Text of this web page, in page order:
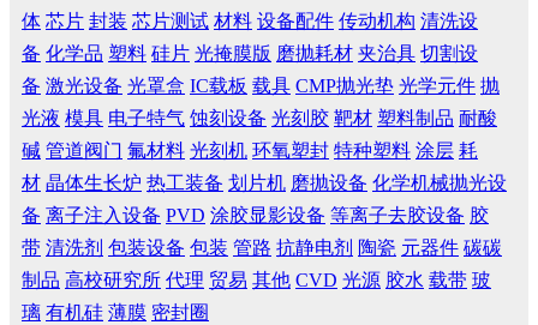
体 芯片 封装 芯片测试 材料 设备配件 传动机构 清洗设
备 化学品 塑料 硅片 光掩膜版 磨抛耗材 夹治具 切割设
备 激光设备 光罩盒 IC载板 载具 CMP抛光垫 光学元件 抛
光液 模具 电子特气 蚀刻设备 光刻胶 靶材 塑料制品 耐酸
碱 管道阀门 氟材料 光刻机 环氧塑封 特种塑料 涂层 耗
材 晶体生长炉 热工装备 划片机 磨抛设备 化学机械抛光设
备 离子注入设备 PVD 涂胶显影设备 等离子去胶设备 胶
带 清洗剂 包装设备 包装 管路 抗静电剂 陶瓷 元器件 碳碳
制品 高校研究所 代理 贸易 其他 CVD 光源 胶水 载带 玻
璃 有机硅 薄膜 密封圈